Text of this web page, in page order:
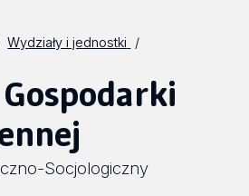
Wydziały i jednostki
Socjologiczny